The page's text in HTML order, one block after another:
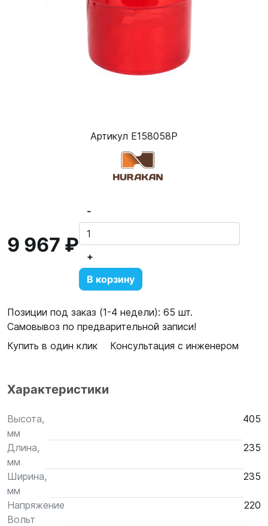
Артикул E158058P
9 967 ₽
-
+
В корзину
Позиции под заказ (1-4 недели): 65 шт.
Самовывоз по предварительной записи!
Купить в один клик
Консультация с инженером
Характеристики
Высота,
мм
405
Длина,
мм
235
Ширина,
мм
235
Напряжение
Вольт
220